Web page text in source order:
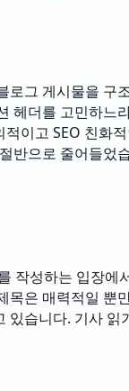
로그 게시물을 구
헤더를 고민하느
이고 SEO 친화
반으로 줄어들었
작성하는 입장에
목은 매력적일 뿐
있습니다. 기사 읽